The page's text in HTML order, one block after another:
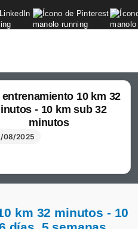
entrenamiento 10 km 32
- 10 km sub 32
minutos
08/2025
km 32 minutos - 10